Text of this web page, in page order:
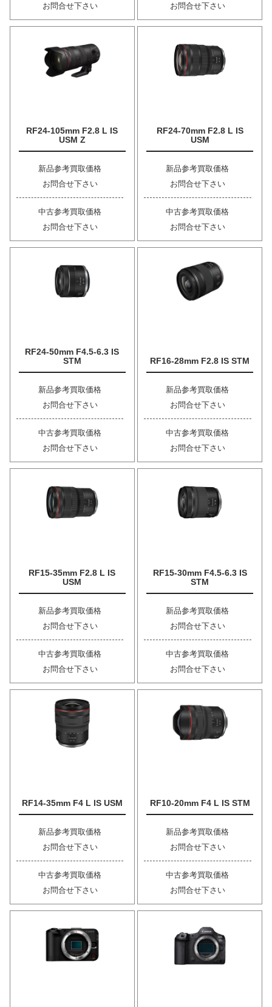
お問合せ下さい
お問合せ下さい
RF24-105mm F2.8 L IS
USM Z
新品参考買取価格
お問合せ下さい
中古参考買取価格
お問合せ下さい
RF24-70mm F2.8 L IS
USM
新品参考買取価格
お問合せ下さい
中古参考買取価格
お問合せ下さい
RF24-50mm F4.5-6.3 IS
STM
新品参考買取価格
お問合せ下さい
中古参考買取価格
お問合せ下さい
RF16-28mm F2.8 IS STM
新品参考買取価格
お問合せ下さい
中古参考買取価格
お問合せ下さい
RF15-35mm F2.8 L IS
USM
新品参考買取価格
お問合せ下さい
中古参考買取価格
お問合せ下さい
RF15-30mm F4.5-6.3 IS
STM
新品参考買取価格
お問合せ下さい
中古参考買取価格
お問合せ下さい
RF14-35mm F4 L IS USM
新品参考買取価格
お問合せ下さい
中古参考買取価格
お問合せ下さい
RF10-20mm F4 L IS STM
新品参考買取価格
お問合せ下さい
中古参考買取価格
お問合せ下さい